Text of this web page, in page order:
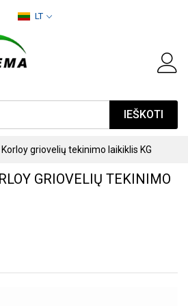
LT
IEŠKOTI
Korloy griovelių tekinimo laikiklis KG
GRIOVELIŲ TEKINIMO